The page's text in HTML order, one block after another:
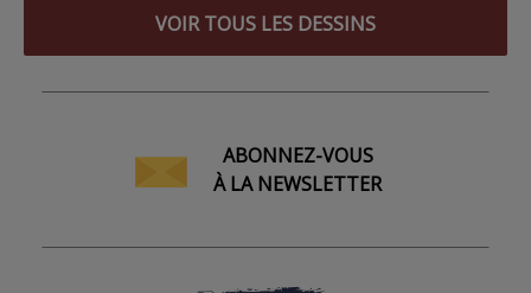
VOIR TOUS LES DESSINS
ABONNEZ-VOUS
À LA NEWSLETTER